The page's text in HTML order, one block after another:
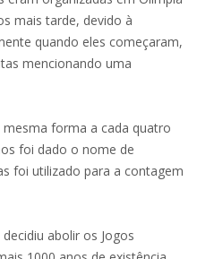
mais tarde, devido à
quando eles começaram,
mencionando uma
forma a cada quatro
foi dado o nome de
foi utilizado para a contagem
abolir os Jogos